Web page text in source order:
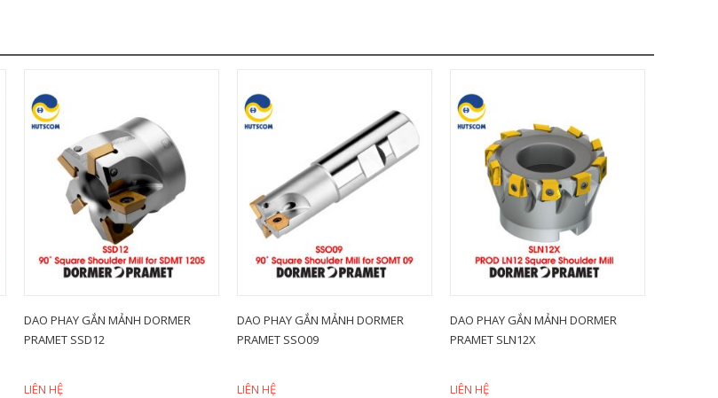
DAO PHAY GẮN MẢNH DORMER
PRAMET SSD12
LIÊN HỆ
DAO PHAY GẮN MẢNH DORMER
PRAMET SSO09
LIÊN HỆ
DAO PHAY GẮN MẢNH DORMER
PRAMET SLN12X
LIÊN HỆ